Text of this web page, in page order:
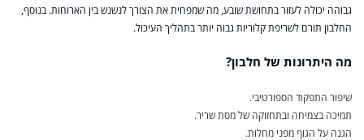
גבוהה יכולה לעזור בתחושת שובע, מה שמפחית את הצורך לנשנש בין הארוחות. בנוסף,
החלבון תורם לשריפת קלוריות גבוה יותר בתהליך העיכול.
מה היתרונות של חלבון?
שיפור התפקוד הספורטיבי.
תמיכה בצמיחה ובתחזוקה של מסת שריר.
הגנה על הגוף מפני מחלות.